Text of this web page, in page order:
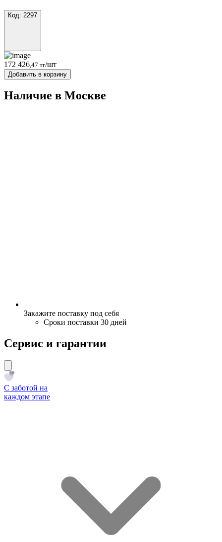
Код: 2297
172 426 ,47 тг/шт
Добавить в корзину
Наличие в Москвe
Закажите поставку под себя
Сроки поставки 30 дней
Сервис и гарантии
С заботой на
каждом этапе